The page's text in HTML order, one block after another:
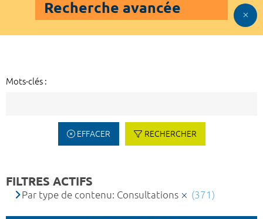
Recherche avancée
Mots-clés :
EFFACER RECHERCHER
FILTRES ACTIFS
Par type de contenu: Consultations (371)